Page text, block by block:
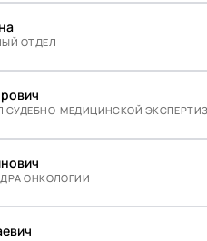
ОТДЕЛ
СУДЕБНО-МЕДИЦИНСКОЙ
ОНКОЛОГИИ